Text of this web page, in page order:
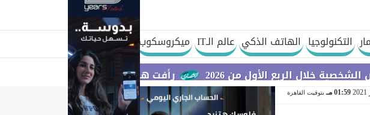
التكنولوجيا الهاتف الذكي عالم الـIT
ميكروسكوب
رأفت هندي: نستهدف بناء قدرات مصرية تطور حلولًا
الأول من 2026
01:59 مـ بتوقيت القاهرة